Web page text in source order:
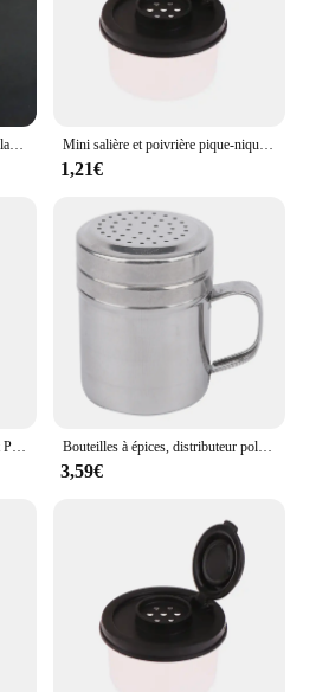
home cook, these spoons are
demands of your culinary
Mini boîte d'assaisonnement en plastique réutilisable, stockage de sel, camping en plein air, pique-nique, barbecue, bocal à épices portable, 1 pièce Mini salière et poivrière pique-nique cuisine extérieure boîte à déjeuner voyage plastique épices scellé pot distributeur condiment conteneur couvercle
1,21€
Mini Bouteille d'Assaisonnement Portable, Pot de Sel Perforé Durable, Simple et Transparent, Bouteille d'Épices Domestique Bouteilles à épices, distributeur polyvalent, outil de cuisine avec poignée, Shaker, drague, poudre de Barbecue, sel, poivre, sucre en acier inoxydable
3,59€